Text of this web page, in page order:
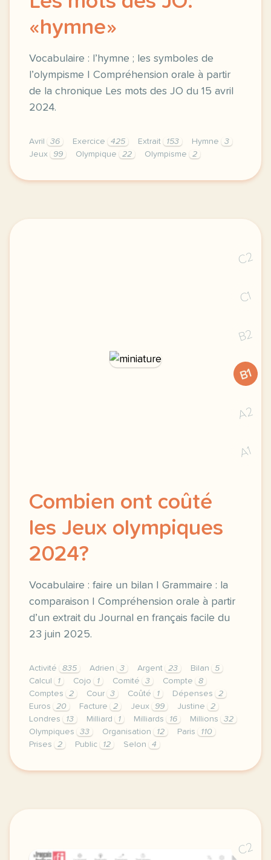
«hymne»
Vocabulaire : l’hymne ; les symboles de
l’olympisme | Compréhension orale à partir
de la chronique Les mots des JO du 15 avril
2024.
Avril 36 Exercice 425 Extrait 153 Hymne
3
Jeux
99 Olympique 22 Olympisme 2
exercice b1 les mots des jo hymne vocabulaire l
C2
C1
B2
B1
A2
A1
Combien ont coûté
les Jeux olympiques
2024?
Vocabulaire : faire un bilan | Grammaire : la
comparaison | Compréhension orale à partir
d’un extrait du Journal en français facile du
23 juin 2025.
Activité 835 Adrien 3 Argent 23 Bilan
5
Calcul
1 Cojo 1 Comité 3 Compte
8
Comptes
2 Cour 3 Coûté 1 Dépenses
2
Euros
20 Facture 2 Jeux 99 Justine
2
Londres
13 Milliard 1 Milliards 16 Millions
32
Olympiques
33 Organisation 12 Paris
110
Prises
2 Public 12 Selon 4
exercice b1 combien ont coute les jeux
C2